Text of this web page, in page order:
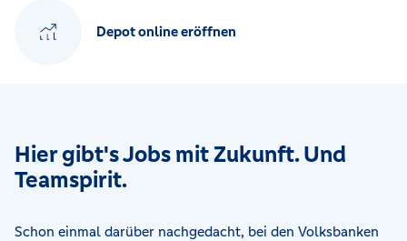
Depot online eröffnen
Hier gibt's Jobs mit Zukunft. Und
Teamspirit.
Schon einmal darüber nachgedacht, bei den Volksbanken